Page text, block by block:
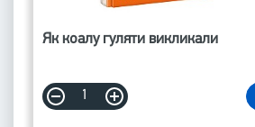
Як коалу гуляти викликали